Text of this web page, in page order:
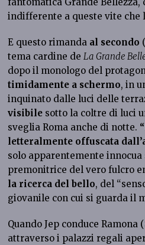
fantomatica Grande Bellezza,
indifferente a queste vite che
E questo rimanda al secondo
tema cardine deLa Grande
dopo il monologo del
timidamente a schermo, in
inquinato dalle luci delle
visibile sotto la coltre di luci
sveglia Roma anche di notte.
letteralmente offuscata
solo apparentemente
premonitrice del vero fulcro
la ricerca del bello, del
giovanile con cui si guarda il
Quando Jep conduce Ramona (
attraverso i palazzi regali